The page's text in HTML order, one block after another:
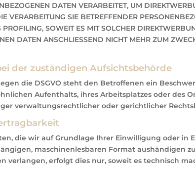
DATEN VERARBEITET, UM
VERARBEITUNG SIE BETREFFENDER
PROFILING, SOWEIT ES MIT SOLCHER
DATEN ANSCHLIESSEND NICHT MEHR ZUM
der zuständigen Aufsichts­behörde
die DSGVO steht den Betroffenen ein
Aufenthalts, ihres Arbeitsplatzes oder des
verwaltungsrechtlicher oder gerichtlicher
die wir auf Grundlage Ihrer Einwilligung oder
maschinenlesbaren Format aushändigen
verlangen, erfolgt dies nur, soweit es technisch